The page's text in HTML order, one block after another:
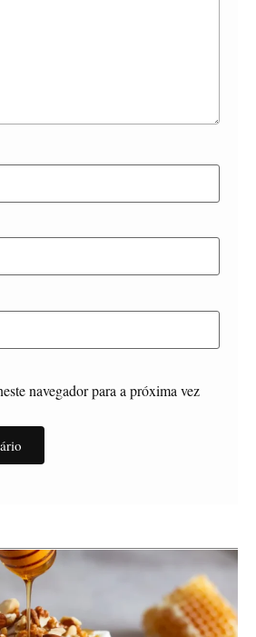
navegador para a próxima vez